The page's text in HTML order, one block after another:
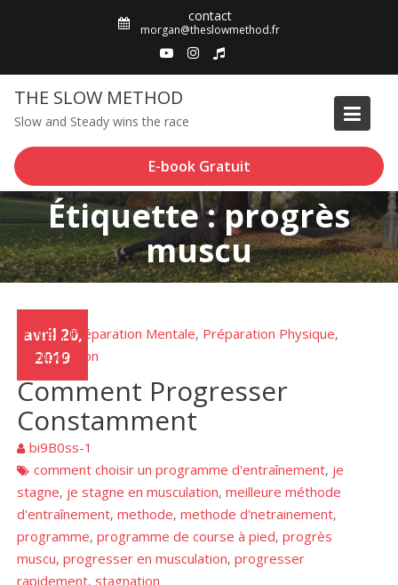
contact
morgan@theslowmethod.fr
THE SLOW METHOD
Slow and Steady wins the race
E-book Gratuit
Étiquette : progrès
muscu
avril 20,
2019
Articles,Préparation Mentale, Préparation Physique,
Récupération
Comment Progresser
Constamment
bi9B0ss-1
comment choisir un programme d'entraînement, je
stagne, je stagne en musculation,meilleure méthode
d'entraînement,methode,methode d'netrainement,
programme,programme de course à pied,progrès
muscu,progresser en musculation,progresser
rapidement,stagnation